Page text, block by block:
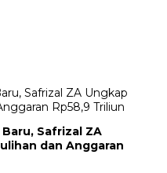
Safrizal ZA
dan Anggaran